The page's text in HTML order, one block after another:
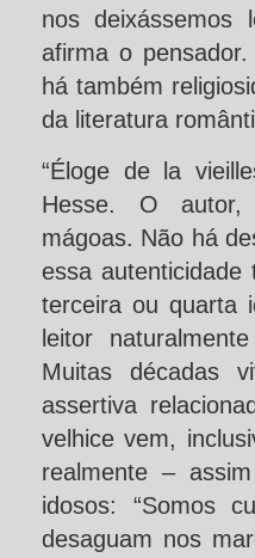
nos deixássemos
afirma o
há também
da literatura
“Éloge de la
Hesse. O autor,
mágoas. Não há
essa
terceira ou quarta
leitor
Muitas décadas
assertiva
velhice vem,
realmente –
idosos: “Somos
desaguam nos